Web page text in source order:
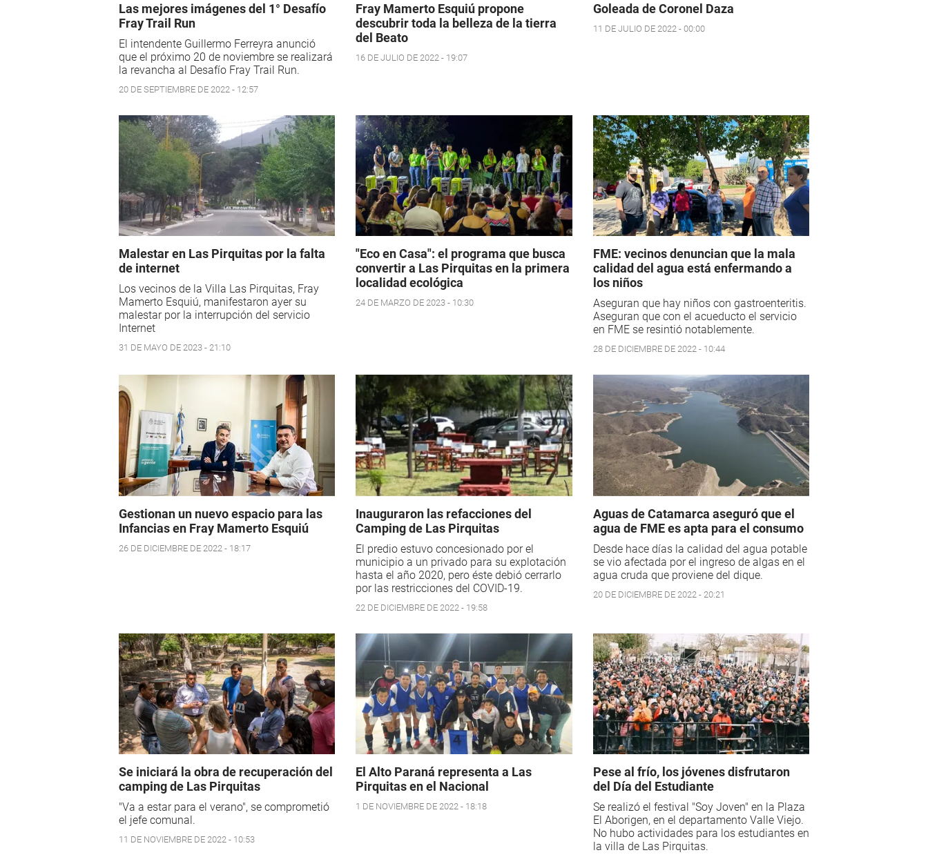
Las mejores imágenes del 1° Desafío
Fray Trail Run
El intendente Guillermo Ferreyra anunció
que el próximo 20 de noviembre se realizará
la revancha al Desafío Fray Trail Run.
20 DE SEPTIEMBRE DE 2022 - 12:57
Fray Mamerto Esquiú propone
descubrir toda la belleza de la tierra
del Beato
16 DE JULIO DE 2022 - 19:07
Goleada de Coronel Daza
11 DE JULIO DE 2022 - 00:00
Malestar en Las Pirquitas por la falta
de internet
Los vecinos de la Villa Las Pirquitas, Fray
Mamerto Esquiú, manifestaron ayer su
malestar por la interrupción del servicio
Internet
31 DE MAYO DE 2023 - 21:10
"Eco en Casa": el programa que busca
convertir a Las Pirquitas en la primera
localidad ecológica
24 DE MARZO DE 2023 - 10:30
FME: vecinos denuncian que la mala
calidad del agua está enfermando a
los niños
Aseguran que hay niños con gastroenteritis.
Aseguran que con el acueducto el servicio
en FME se resintió notablemente.
28 DE DICIEMBRE DE 2022 - 10:44
Gestionan un nuevo espacio para las
Infancias en Fray Mamerto Esquiú
26 DE DICIEMBRE DE 2022 - 18:17
Inauguraron las refacciones del
Camping de Las Pirquitas
El predio estuvo concesionado por el
municipio a un privado para su explotación
hasta el año 2020, pero éste debió cerrarlo
por las restricciones del COVID-19.
22 DE DICIEMBRE DE 2022 - 19:58
Aguas de Catamarca aseguró que el
agua de FME es apta para el consumo
Desde hace días la calidad del agua potable
se vio afectada por el ingreso de algas en el
agua cruda que proviene del dique.
20 DE DICIEMBRE DE 2022 - 20:21
Se iniciará la obra de recuperación del
camping de Las Pirquitas
"Va a estar para el verano", se comprometió
el jefe comunal.
11 DE NOVIEMBRE DE 2022 - 10:53
El Alto Paraná representa a Las
Pirquitas en el Nacional
1 DE NOVIEMBRE DE 2022 - 18:18
Pese al frío, los jóvenes disfrutaron
del Día del Estudiante
Se realizó el festival "Soy Joven" en la Plaza
El Aborigen, en el departamento Valle Viejo.
No hubo actividades para los estudiantes en
la villa de Las Pirquitas.